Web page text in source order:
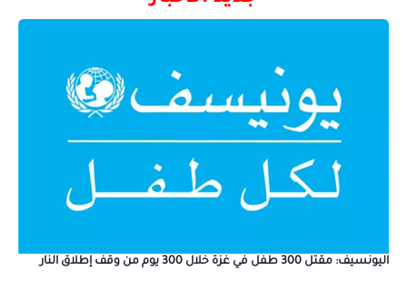
اليونسيف: مقتل 300 طفل في غزة خلال 300 يوم من وقف إطلاق النار